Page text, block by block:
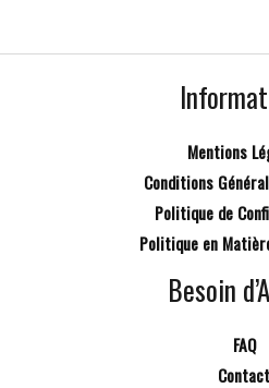
Mentions
Conditions
Politique de
Politique en
Besoin
FAQ
Contact